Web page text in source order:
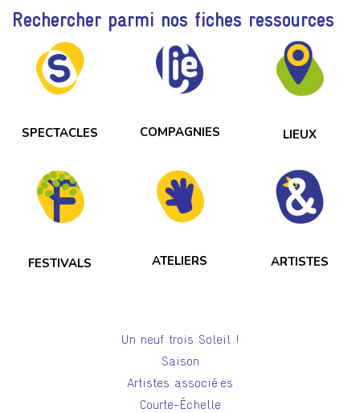
Rechercher parmi nos fiches ressources
SPECTACLES COMPAGNIES LIEUX
FESTIVALS ATELIERS ARTISTES
Un neuf trois Soleil !
Saison
Artistes associé·es
Courte-Échelle